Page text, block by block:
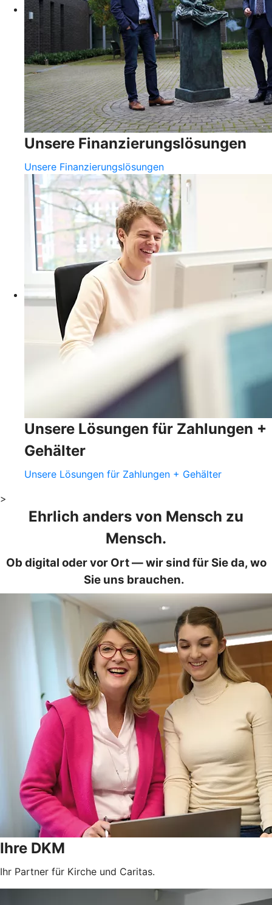
Unsere Finanzierungslösungen
Unsere Finanzierungslösungen
Unsere Lösungen für Zahlungen +
Gehälter
Unsere Lösungen für Zahlungen + Gehälter
>
Ehrlich anders von Mensch zu
Mensch.
Ob digital oder vor Ort — wir sind für Sie da, wo
Sie uns brauchen.
Ihre DKM
Ihr Partner für Kirche und Caritas.